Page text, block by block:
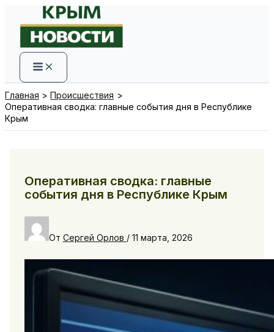
содержимому
Главная
Происшествия
Оперативная сводка: главные события дня в Республике
Крым
Оперативная сводка: главные
события дня в Республике Крым
От Сергей Орлов / 11 марта, 2026